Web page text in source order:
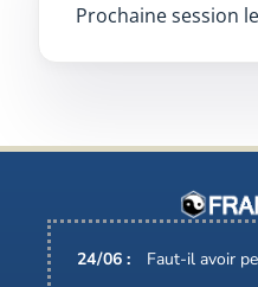
Prochaine session
24/06 : Faut-il avoir peur de